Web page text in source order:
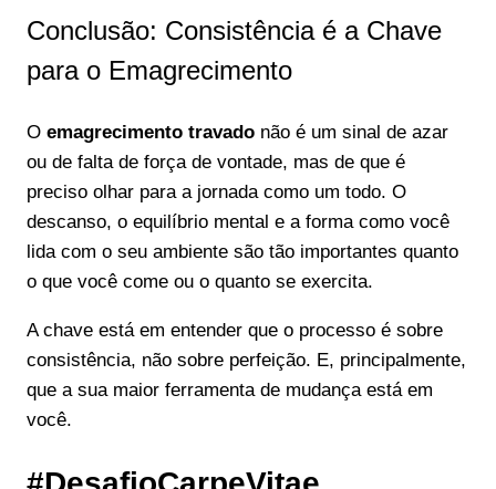
Conclusão: Consistência é a Chave
para o Emagrecimento
O emagrecimento travado não é um sinal de azar
ou de falta de força de vontade, mas de que é
preciso olhar para a jornada como um todo. O
descanso, o equilíbrio mental e a forma como você
lida com o seu ambiente são tão importantes quanto
o que você come ou o quanto se exercita.
A chave está em entender que o processo é sobre
consistência, não sobre perfeição. E, principalmente,
que a sua maior ferramenta de mudança está em
você.